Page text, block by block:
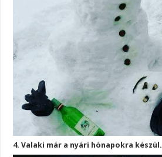
4. Valaki már a nyári hónapokra készül.